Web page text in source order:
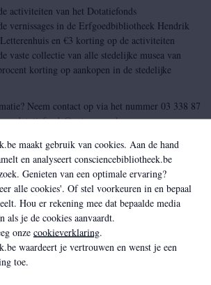
maakt gebruik van cookies. Aan de hand
en analyseert consciencebibliotheek.be
Genieten van een optimale ervaring?
alle cookies'. Of stel voorkeuren in en bepaal
Hou er rekening mee dat bepaalde media
als je de cookies aanvaardt.
onze cookieverklaring.
waardeert je vertrouwen en wenst je een
toe.
activiteiten van het Dotatiefonds
vernissages in de Erfgoedbibliotheek Hendrik
en €3 korting op de activiteiten
vaste collectie van alle stedelijke musea van
korting op aankopen in de stedelijke
Neem contact op via het nummer 03 338 87
dotatiefonds@antwerpen.be.